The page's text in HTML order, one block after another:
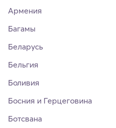
Армения
Багамы
Беларусь
Бельгия
Боливия
Босния и Герцеговина
Ботсвана